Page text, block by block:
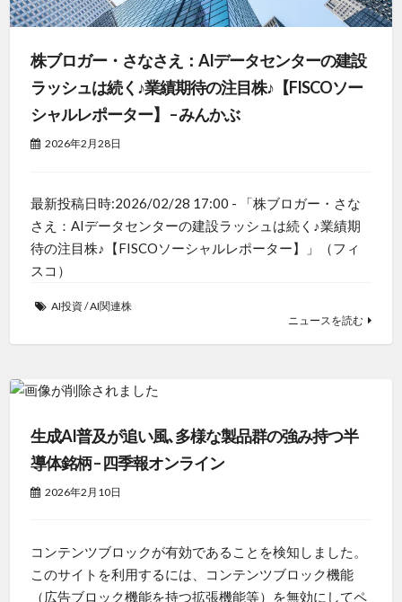
株ブロガー・さなさえ：AIデータセンターの建設
ラッシュは続く♪業績期待の注目株♪【FISCOソー
シャルレポーター】 – みんかぶ
2026年2月28日
最新投稿日時:2026/02/28 17:00 - 「株ブロガー・さな
さえ：AIデータセンターの建設ラッシュは続く♪業績期
待の注目株♪【FISCOソーシャルレポーター】」（フィ
スコ）
AI投資/AI関連株
ニュースを読む
生成AI普及が追い風､多様な製品群の強み持つ半
導体銘柄 – 四季報オンライン
2026年2月10日
コンテンツブロックが有効であることを検知しました。
このサイトを利用するには、コンテンツブロック機能
（広告ブロック機能を持つ拡張機能等）を無効にしてペ